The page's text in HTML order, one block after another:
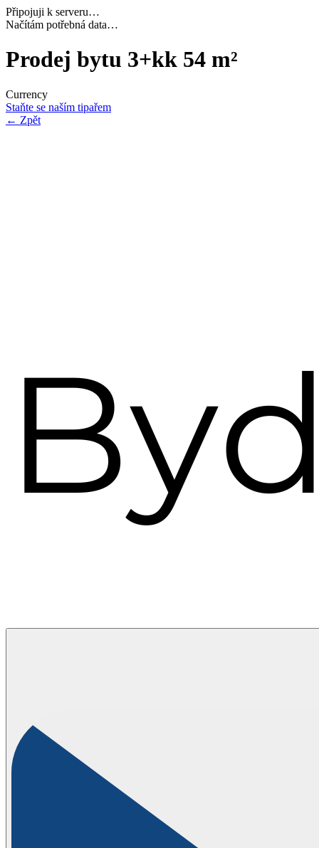
Připojuji k serveru…
Navazuji bezpečné spojení…
Prodej bytu 3+kk 54 m²
Currency
Staňte se naším tipařem
← Zpět